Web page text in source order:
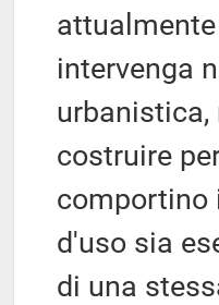
intervenga
costruire
comportino
d'uso sia
di una